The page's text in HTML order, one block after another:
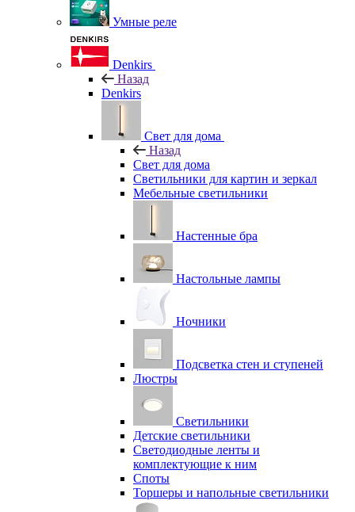
Умные реле
Denkirs
Назад
Denkirs
Свет для дома
Назад
Свет для дома
Светильники для картин и зеркал
Мебельные светильники
Настенные бра
Настольные лампы
Ночники
Подсветка стен и ступеней
Люстры
Светильники
Детские светильники
Светодиодные ленты и
комплектующие к ним
Споты
Торшеры и напольные светильники